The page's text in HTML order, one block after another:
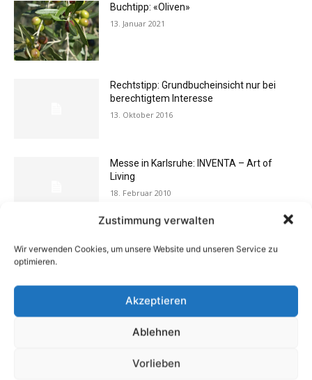
Zustimmung verwalten
Wir verwenden Cookies, um unsere Website und unseren Service zu
optimieren.
Akzeptieren
Ablehnen
Vorlieben
Buchtipp: «Oliven»
13. Januar 2021
Rechtstipp: Grundbucheinsicht nur bei
berechtigtem Interesse
13. Oktober 2016
Messe in Karlsruhe: INVENTA – Art of
Living
18. Februar 2010
Kommunikationswege